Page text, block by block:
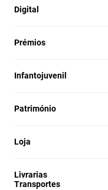
Digital
Prémios
Infantojuvenil
Património
Loja
Livrarias
Transportes